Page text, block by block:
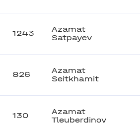
1243
Azamat
Satpayev
826
Azamat
Seitkhamit
130
Azamat
Tleuberdinov